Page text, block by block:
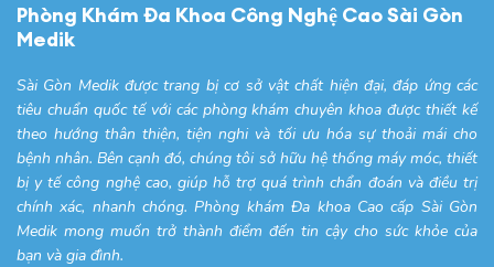
Phòng Khám Đa Khoa Công Nghệ Cao Sài Gòn
Medik
Sài Gòn Medik được trang bị cơ sở vật chất hiện đại, đáp ứng các
tiêu chuẩn quốc tế với các phòng khám chuyên khoa được thiết kế
theo hướng thân thiện, tiện nghi và tối ưu hóa sự thoải mái cho
bệnh nhân. Bên cạnh đó, chúng tôi sở hữu hệ thống máy móc, thiết
bị y tế công nghệ cao, giúp hỗ trợ quá trình chẩn đoán và điều trị
chính xác, nhanh chóng. Phòng khám Đa khoa Cao cấp Sài Gòn
Medik mong muốn trở thành điểm đến tin cậy cho sức khỏe của
bạn và gia đình.